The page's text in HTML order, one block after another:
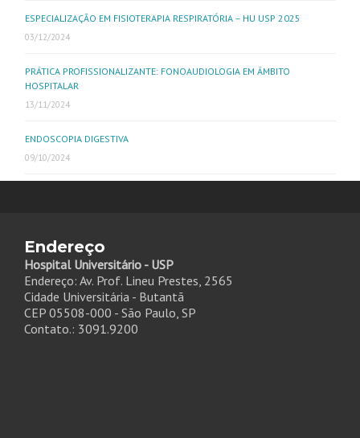
ESPECIALIZAÇÃO EM FISIOTERAPIA RESPIRATÓRIA – HU USP 2025
03/12/2024
PRÁTICA PROFISSIONALIZANTE: FONOAUDIOLOGIA EM ÂMBITO
HOSPITALAR
13/11/2024
ENDOSCOPIA DIGESTIVA
09/10/2024
Endereço
Hospital Universitário - USP
Endereço: Av. Prof. Lineu Prestes, 2565
Cidade Universitária - Butantã
CEP 05508-000 - São Paulo, SP
Contato.: 3091.9200